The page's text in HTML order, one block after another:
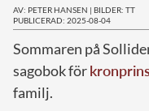
AV: PETER HANSEN | BILDER: TT
PUBLICERAD: 2025-08-04
Sommaren på
sagobok för
familj.